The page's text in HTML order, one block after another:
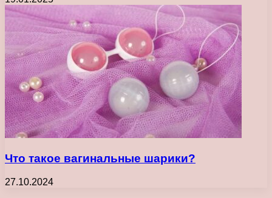
Что такое вагинальные шарики?
27.10.2024